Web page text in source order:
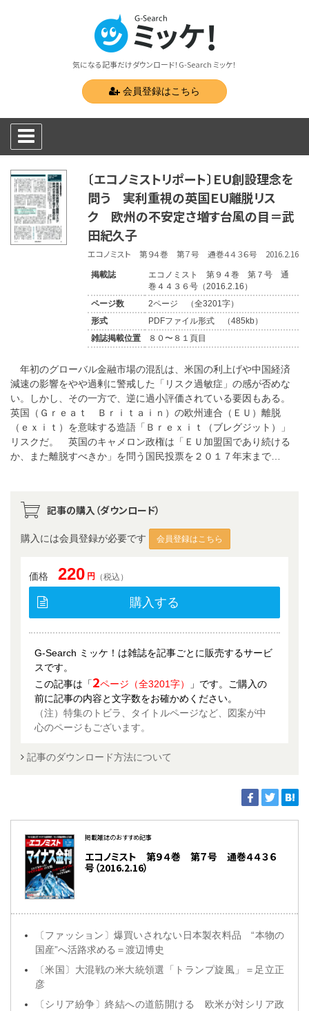
気になる記事だけダウンロード！G-Search ミッケ！
会員登録はこちら
〔エコノミストリポート〕ＥＵ創設理念を
問う 実利重視の英国ＥＵ離脱リス
ク 欧州の不安定さ増す台風の目＝武
田紀久子
エコノミスト 第９４巻 第７号 通巻４４３６号 2016.2.16
掲載誌
エコノミスト 第９４巻 第７号 通
巻４４３６号（2016.2.16）
ページ数
2ページ （全3201字）
形式
PDFファイル形式 （485kb）
雑誌掲載位置
８０〜８１頁目
年初のグローバル金融市場の混乱は、米国の利上げや中国経済
減速の影響をやや過剰に警戒した「リスク過敏症」の感が否めな
い。しかし、その一方で、逆に過小評価されている要因もある。
英国（Ｇｒｅａｔ Ｂｒｉｔａｉｎ）の欧州連合（ＥＵ）離脱
（ｅｘｉｔ）を意味する造語「Ｂｒｅｘｉｔ（ブレグジット）」
リスクだ。 英国のキャメロン政権は「ＥＵ加盟国であり続ける
か、また離脱すべきか」を問う国民投票を２０１７年末まで…
記事の購入（ダウンロード）
購入には会員登録が必要です 会員登録はこちら
価格 220 円 （税込）
購入する
G-Search ミッケ！は雑誌を記事ごとに販売するサービ
スです。
この記事は「2ページ（全3201字）
」です。ご購入の
前に記事の内容と文字数をお確かめください。
（注）特集のトビラ、タイトルページなど、図案が中
心のページもございます。
記事のダウンロード方法について
掲載雑誌のおすすめ記事
エコノミスト 第９４巻 第７号 通巻４４３６
号（2016.2.16）
〔ファッション〕爆買いされない日本製衣料品 “本物の
国産”へ活路求める＝渡辺博史
〔米国〕大混戦の米大統領選「トランプ旋風」＝足立正
彦
〔シリア紛争〕終結への道筋開ける 欧米が対シリア政